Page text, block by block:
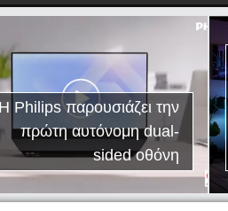
Philips παρουσιάζει την
πρώτη αυτόνομη dual-
sided οθόνη